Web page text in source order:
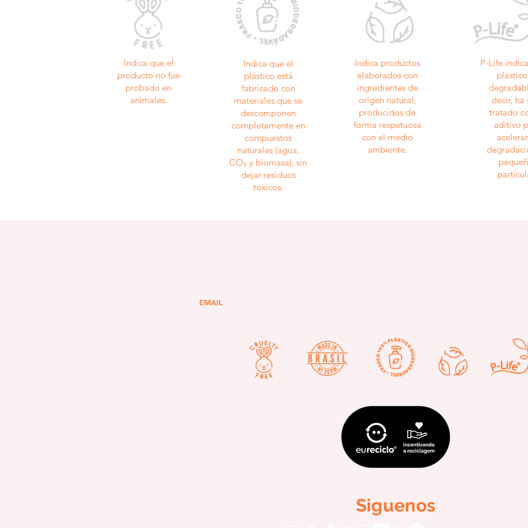
Indica que el
producto no fue
probado en
animales.
Indica que el
plástico está
fabricado con
materiales que se
descomponen
completamente en
compuestos
naturales (agua,
CO₂ y biomasa), sin
dejar residuos
tóxicos.
Indica productos
elaborados con
ingredientes de
origen natural,
producidos de
forma respetuosa
con el medio
ambiente.
P-Life
decir, ha
tratado
aditivo
Siguenos